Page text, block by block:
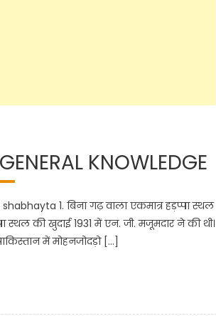
KNOWLEDGE
1. बिना गढ़ वाला एकमात्र हड़प्पा स्थल
की खुदाई 1931 में एन. जी. मजूमदार ने की थी।
में मोहनजोदड़ो […]